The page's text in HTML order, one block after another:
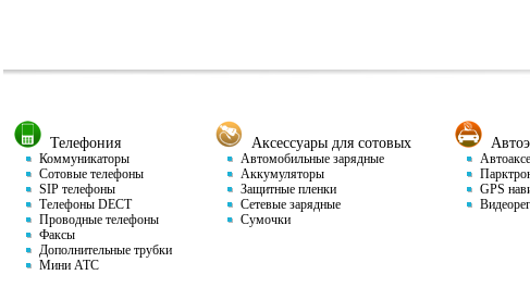
Телефония
Коммуникаторы
Сотовые телефоны
SIP телефоны
Телефоны DECT
Проводные телефоны
Факсы
Дополнительные трубки
Мини АТС
Аксессуары для сотовых
Автомобильные зарядные
Аккумуляторы
Защитные пленки
Сетевые зарядные
Сумочки
GPS